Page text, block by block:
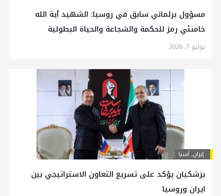
مسؤول برلماني سابق في روسيا: الشهيد آية الله
خامنئي رمز للحكمة والشجاعة والحياة البطولية
يوليو 7, 2026
إيران,آسیا
بزشكيان يؤكد على تسريع التعاون الاستراتيجي بين
ايران وروسيا